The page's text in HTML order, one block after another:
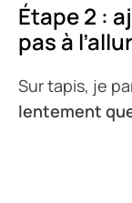
Étape 2 :
pas à
Sur tapis, je
lentement